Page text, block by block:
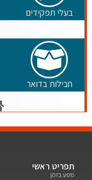
בעלי תפקידים
חבילות בדואר
תפריט ראשי
מסע בזמן